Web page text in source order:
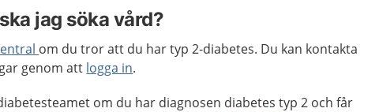
jag söka vård?
om du tror att du har typ 2-diabetes. Du kan kontakta
genom att logga in.
om du har diagnosen diabetes typ 2 och får